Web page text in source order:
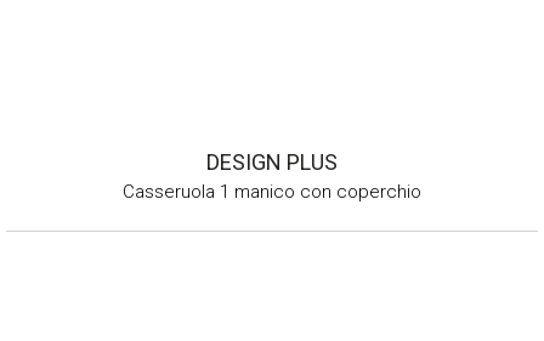
DESIGN PLUS
Casseruola 1 manico con coperchio